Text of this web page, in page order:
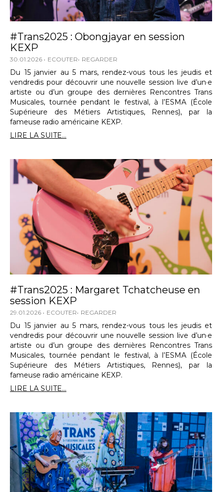
#Trans2025 : Obongjayar en session
KEXP
30.01.2026 ECOUTER REGARDER
Du 15 janvier au 5 mars, rendez-vous tous les jeudis et
vendredis pour découvrir une nouvelle session live d’un·e
artiste ou d’un groupe des dernières Rencontres Trans
Musicales, tournée pendant le festival, à l’ESMA (École
Supérieure des Métiers Artistiques, Rennes), par la
fameuse radio américaine KEXP.
LIRE LA SUITE...
#Trans2025 : Margaret Tchatcheuse en
session KEXP
29.01.2026 ECOUTER REGARDER
Du 15 janvier au 5 mars, rendez-vous tous les jeudis et
vendredis pour découvrir une nouvelle session live d’un·e
artiste ou d’un groupe des dernières Rencontres Trans
Musicales, tournée pendant le festival, à l’ESMA (École
Supérieure des Métiers Artistiques, Rennes), par la
fameuse radio américaine KEXP.
LIRE LA SUITE...